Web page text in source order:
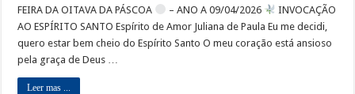
FEIRA DA OITAVA DA PÁSCOA
– ANO A 09/04/2026
INVOCAÇÃO
AO ESPÍRITO SANTO Espírito de Amor Juliana de Paula Eu me decidi,
quero estar bem cheio do Espírito Santo O meu coração está ansioso
pela graça de Deus …
Leer mas ...